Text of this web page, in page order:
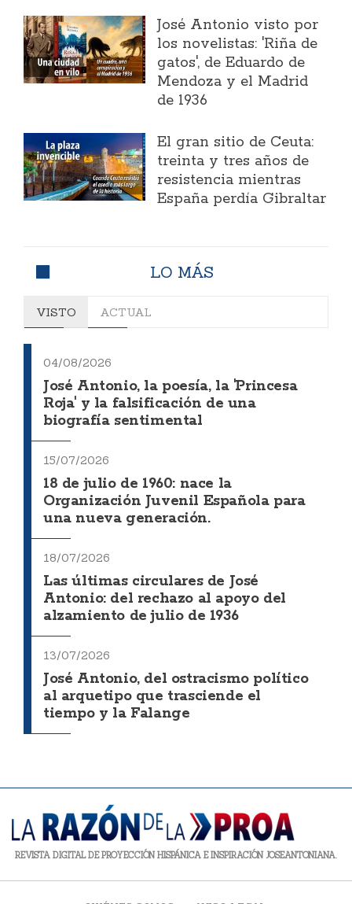
José Antonio visto por
los novelistas: 'Riña de
gatos', de Eduardo de
Mendoza y el Madrid
de 1936
El gran sitio de Ceuta:
treinta y tres años de
resistencia mientras
España perdía Gibraltar
LO MÁS
VISTO ACTUAL
04/08/2026
José Antonio, la poesía, la 'Princesa
Roja' y la falsificación de una
biografía sentimental
15/07/2026
18 de julio de 1960: nace la
Organización Juvenil Española para
una nueva generación.
18/07/2026
Las últimas circulares de José
Antonio: del rechazo al apoyo del
alzamiento de julio de 1936
13/07/2026
José Antonio, del ostracismo político
al arquetipo que trasciende el
tiempo y la Falange
REVISTA DIGITAL DE PROYECCIÓN HISPÁNICA E INSPIRACIÓN JOSEANTONIANA.